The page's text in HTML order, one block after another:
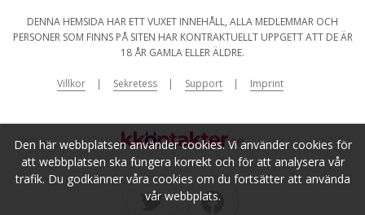
Den här webbplatsen använder cookies. Vi använder cookies för
att webbplatsen ska fungera korrekt och för att analysera vår
trafik. Du godkänner våra cookies om du fortsätter att använda
vår webbplats.
DENNA HEMSIDA HAR ETT VUXET INNEHÅLL, ALLA MEDLEMMAR OCH
PERSONER SOM FINNS PÅ SITEN HAR KONTRAKTUELLT UPPGETT ATT DE ÄR
18 ÅR GAMLA ELLER ÄLDRE.
Villkor Sekretess Support Imprint